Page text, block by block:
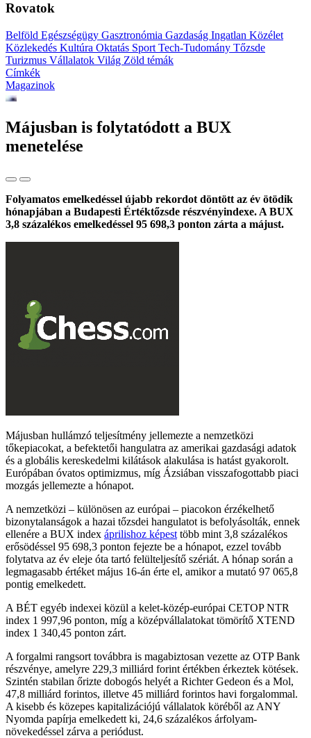
Rovatok
Belföld Egészségügy Gasztronómia Gazdaság Ingatlan Közélet
Közlekedés Kultúra Oktatás Sport Tech-Tudomány Tőzsde
Turizmus Vállalatok Világ Zöld témák
Címkék
Magazinok
Májusban is folytatódott a BUX
menetelése
Folyamatos emelkedéssel újabb rekordot döntött az év ötödik
hónapjában a Budapesti Értéktőzsde részvényindexe. A BUX
3,8 százalékos emelkedéssel 95 698,3 ponton zárta a májust.
Májusban hullámzó teljesítmény jellemezte a nemzetközi
tőkepiacokat, a befektetői hangulatra az amerikai gazdasági adatok
és a globális kereskedelmi kilátások alakulása is hatást gyakorolt.
Európában óvatos optimizmus, míg Ázsiában visszafogottabb piaci
mozgás jellemezte a hónapot.
A nemzetközi – különösen az európai – piacokon érzékelhető
bizonytalanságok a hazai tőzsdei hangulatot is befolyásolták, ennek
ellenére a BUX index áprilishoz képest több mint 3,8 százalékos
erősödéssel 95 698,3 ponton fejezte be a hónapot, ezzel tovább
folytatva az év eleje óta tartó felülteljesítő szériát. A hónap során a
legmagasabb értéket május 16-án érte el, amikor a mutató 97 065,8
pontig emelkedett.
A BÉT egyéb indexei közül a kelet-közép-európai CETOP NTR
index 1 997,96 ponton, míg a középvállalatokat tömörítő XTEND
index 1 340,45 ponton zárt.
A forgalmi rangsort továbbra is magabiztosan vezette az OTP Bank
részvénye, amelyre 229,3 milliárd forint értékben érkeztek kötések.
Szintén stabilan őrizte dobogós helyét a Richter Gedeon és a Mol,
47,8 milliárd forintos, illetve 45 milliárd forintos havi forgalommal.
A kisebb és közepes kapitalizációjú vállalatok köréből az ANY
Nyomda papírja emelkedett ki, 24,6 százalékos árfolyam-
növekedéssel zárva a periódust.